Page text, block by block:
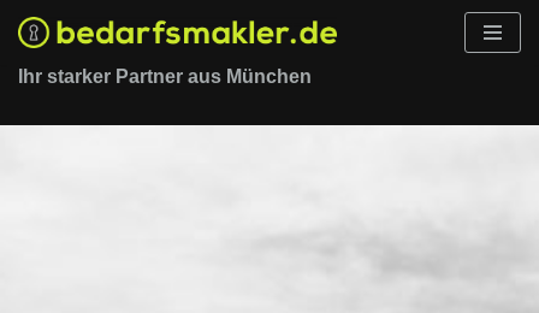
Zum
springen
Ihr starker Partner aus München